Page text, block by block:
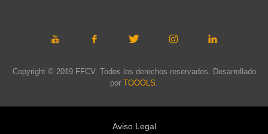
Copyright © 2019 FFCV. Todos los derechos reservados. Desarrollado
por TOOOLS.
Aviso Legal